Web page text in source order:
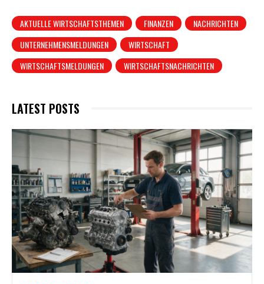
AKTUELLE WIRTSCHAFTSTHEMEN FINANZEN
NACHRICHTEN
UNTERNEHMENSMELDUNGEN
WIRTSCHAFT
WIRTSCHAFTSMELDUNGEN
WIRTSCHAFTSNACHRICHTEN
LATEST POSTS